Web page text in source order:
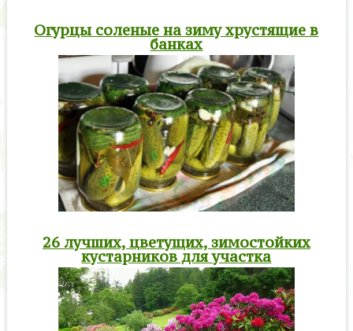
Огурцы соленые на зиму хрустящие в
банках
26 лучших, цветущих, зимостойких
кустарников для участка